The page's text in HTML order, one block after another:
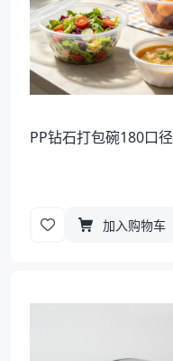
PP钻石打包碗180口径
加入购物车